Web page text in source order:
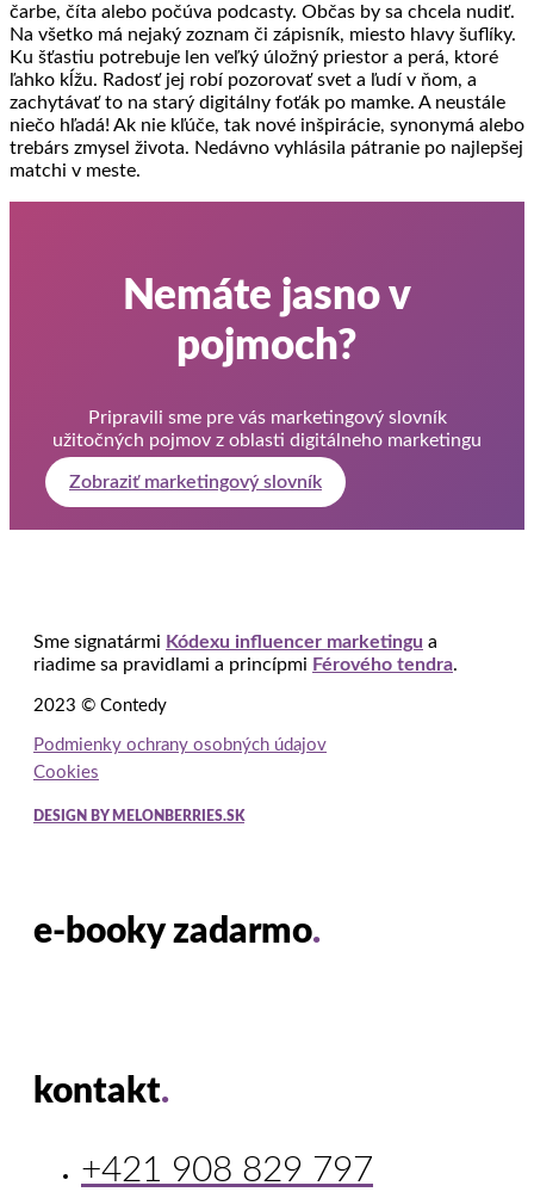
čarbe, číta alebo počúva podcasty. Občas by sa chcela nudiť.
Na všetko má nejaký zoznam či zápisník, miesto hlavy šuflíky.
Ku šťastiu potrebuje len veľký úložný priestor a perá, ktoré
ľahko kĺžu. Radosť jej robí pozorovať svet a ľudí v ňom, a
zachytávať to na starý digitálny foťák po mamke. A neustále
niečo hľadá! Ak nie kľúče, tak nové inšpirácie, synonymá alebo
trebárs zmysel života. Nedávno vyhlásila pátranie po najlepšej
matchi v meste.
Nemáte jasno v
pojmoch?
Pripravili sme pre vás marketingový slovník
užitočných pojmov z oblasti digitálneho marketingu
Zobraziť marketingový slovník
Sme signatármi Kódexu influencer marketingu a
riadime sa pravidlami a princípmi Férového tendra.
2023 © Contedy
Podmienky ochrany osobných údajov
Cookies
DESIGN BY MELONBERRIES.SK
e-booky zadarmo.
kontakt.
+421 908 829 797